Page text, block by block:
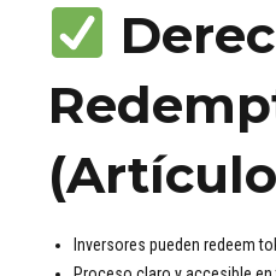
Inversores pueden redeem